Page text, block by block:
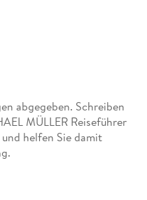
haben
Seiten spürt man, dass
selber besucht und
haben."
Pedersen
legen ein
vor, das keinen
Türkei-Reisenden zur
abgegeben. Schreiben
MÜLLER Reiseführer
helfen Sie damit